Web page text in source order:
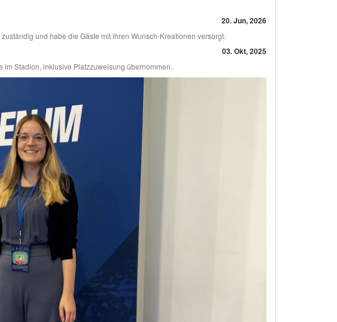
20. Jun, 2026
und habe die Gäste mit ihren Wunsch-Kreationen versorgt.
03. Okt, 2025
Stadion, inklusive Platzzuweisung übernommen.